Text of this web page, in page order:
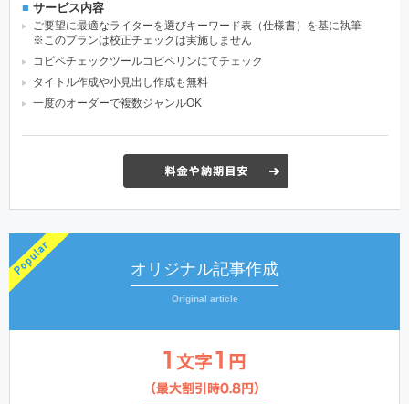
■ サービス内容
ご要望に最適なライターを選びキーワード表（仕様書）を基に執筆
※このプランは校正チェックは実施しません
コピペチェックツールコピペリンにてチェック
タイトル作成や小見出し作成も無料
一度のオーダーで複数ジャンルOK
オリジナル記事作成
Original article